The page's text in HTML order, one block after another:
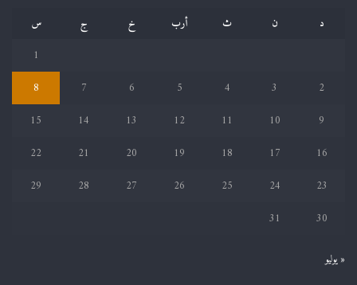
د
ن ث أرب خ ج
س
1
2
3
4
5
6
7
8
9
10
11
12
13
14
15
16
17
18
19
20
21
22
23
24
25
26
27
28
29
30
31
« يوليو